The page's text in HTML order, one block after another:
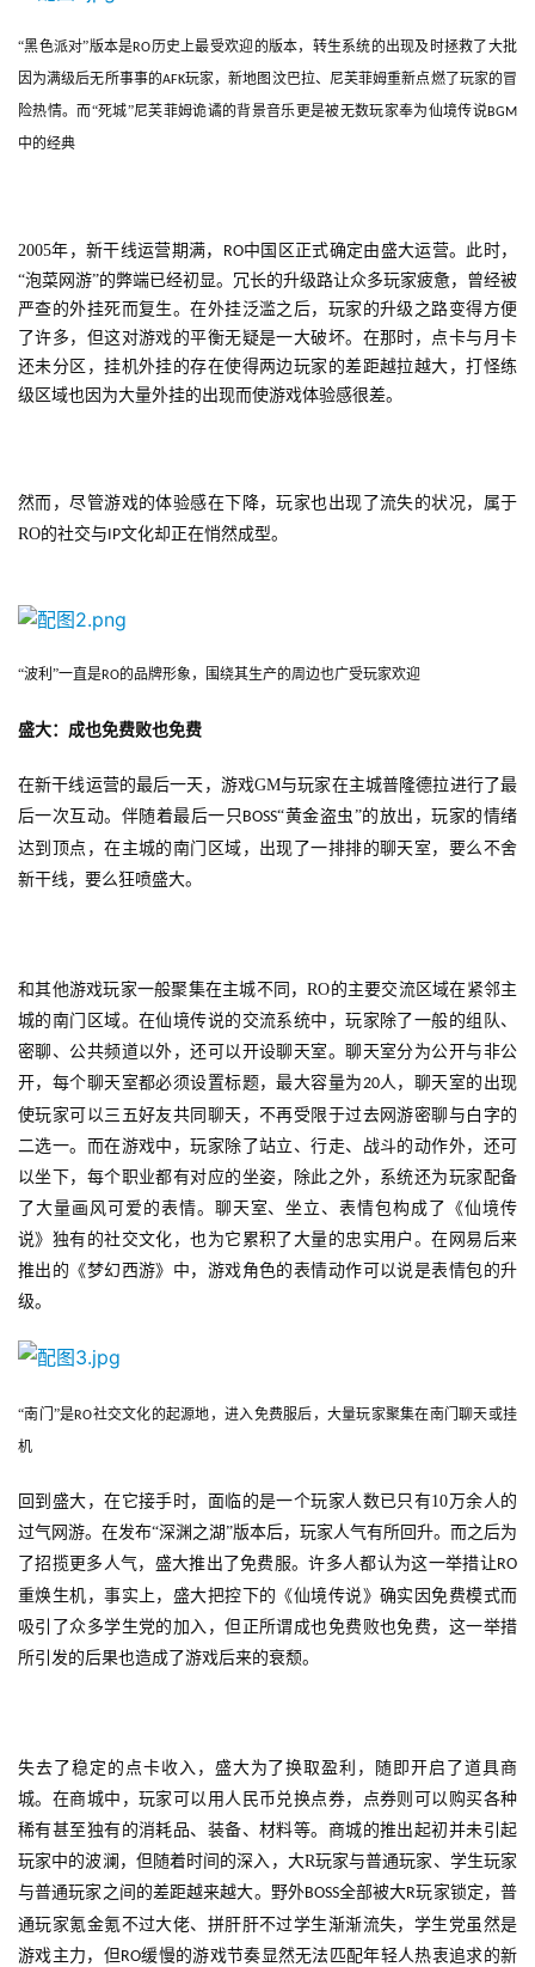
首
页
游
茶
原
创
游
业
界
手
机
游
戏
游
戏
休
闲
游
戏
“黑色派对”版本是RO历史上最受欢迎的版本，转生系统的出现及时拯救了大批
因为满级后无所事事的AFK玩家，新地图汶巴拉、尼芙菲姆重新点燃了玩家的冒
险热情。而“死城”尼芙菲姆诡谲的背景音乐更是被无数玩家奉为仙境传说BGM
中的经典
2005年，新干线运营期满， RO中国区正式确定由盛大运营。此时，
“泡菜网游”的弊端已经初显。冗长的升级路让众多玩家疲惫，曾经被
严查的外挂死而复生。在外挂泛滥之后，玩家的升级之路变得方便
了许多，但这对游戏的平衡无疑是一大破坏。在那时，点卡与月卡
还未分区，挂机外挂的存在使得两边玩家的差距越拉越大，打怪练
级区域也因为大量外挂的出现而使游戏体验感很差。
然而，尽管游戏的体验感在下降，玩家也出现了流失的状况，属于
RO的社交与IP文化却正在悄然成型。
“波利”一直是RO的品牌形象，围绕其生产的周边也广受玩家欢迎
盛大：成也免费败也免费
在新干线运营的最后一天，游戏GM与玩家在主城普隆德拉进行了最
后一次互动。伴随着最后一只 BOSS“黄金盗虫”的放出，玩家的情绪
达到顶点，在主城的南门区域，出现了一排排的聊天室，要么不舍
新干线，要么狂喷盛大。
和其他游戏玩家一般聚集在主城不同，RO的主要交流区域在紧邻主
城的南门区域。在仙境传说的交流系统中，玩家除了一般的组队、
密聊、公共频道以外，还可以开设聊天室。聊天室分为公开与非公
开，每个聊天室都必须设置标题，最大容量为20人，聊天室的出现
使玩家可以三五好友共同聊天，不再受限于过去网游密聊与白字的
二选一。而在游戏中，玩家除了站立、行走、战斗的动作外，还可
以坐下，每个职业都有对应的坐姿，除此之外，系统还为玩家配备
了大量画风可爱的表情。聊天室、坐立、表情包构成了《仙境传
说》独有的社交文化，也为它累积了大量的忠实用户。在网易后来
推出的《梦幻西游》中，游戏角色的表情动作可以说是表情包的升
级。
“南门”是RO社交文化的起源地，进入免费服后，大量玩家聚集在南门聊天或挂
机
回到盛大，在它接手时，面临的是一个玩家人数已只有10 万余人的
过气网游。在发布“深渊之湖”版本后，玩家人气有所回升。而之后为
了招揽更多人气，盛大推出了免费服。许多人都认为这一举措让RO
重焕生机，事实上，盛大把控下的《仙境传说》确实因免费模式而
吸引了众多学生党的加入，但正所谓成也免费败也免费，这一举措
所引发的后果也造成了游戏后来的衰颓。
失去了稳定的点卡收入，盛大为了换取盈利，随即开启了道具商
城。在商城中，玩家可以用人民币兑换点券，点券则可以购买各种
稀有甚至独有的消耗品、装备、材料等。商城的推出起初并未引起
玩家中的波澜，但随着时间的深入，大R玩家与普通玩家、学生玩家
与普通玩家之间的差距越来越大。野外BOSS全部被大R玩家锁定，普
通玩家氪金氪不过大佬、拼肝肝不过学生渐渐流失，学生党虽然是
游戏主力，但RO缓慢的游戏节奏显然无法匹配年轻人热衷追求的新